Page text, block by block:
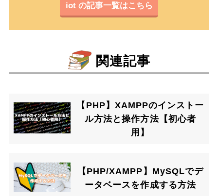
iot の記事一覧はこちら
関連記事
【PHP】XAMPPのインストー
ル方法と操作方法【初心者
用】
【PHP/XAMPP】MySQLでデ
ータベースを作成する方法